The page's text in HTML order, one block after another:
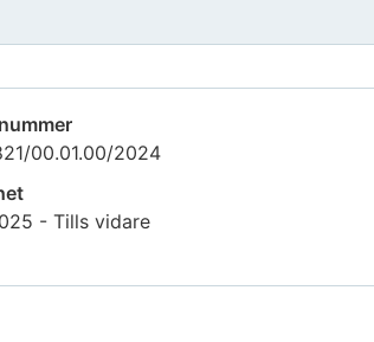
00.01.00/2024
- Tills vidare